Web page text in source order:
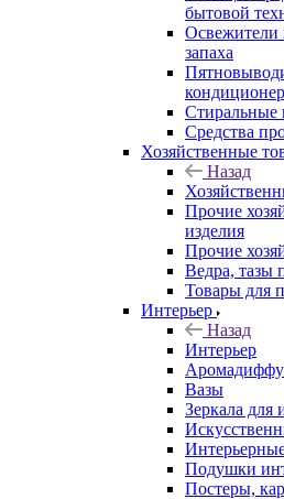
бытовой
Освежители
запаха
Стиральные
Средства
Хозяйственные
Назад
Прочие
изделия
Прочие
Ведра, тазы
Товары для
Интерьер
Назад
Интерьер
Вазы
Зеркала для
Подушки
Постеры,